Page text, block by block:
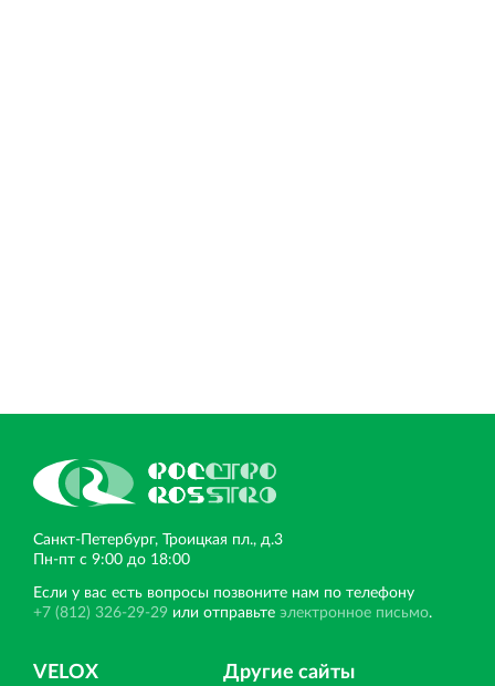
Санкт‐Петербург, Троицкая пл., д.3
Пн‐пт с 9:00 до 18:00
Если у вас есть вопросы позвоните нам по телефону
+7 (812) 326-29-29 или отправьте электронное письмо.
VELOX Другие сайты